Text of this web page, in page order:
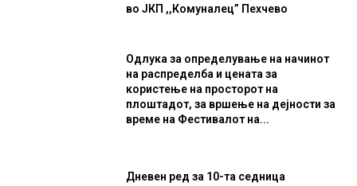
во ЈКП ,,Комуналец” Пехчево
Одлука за определување на начинот
на распределба и цената за
користење на просторот на
плоштадот, за вршење на дејности за
време на Фестивалот на...
Дневен ред за 10-та седница